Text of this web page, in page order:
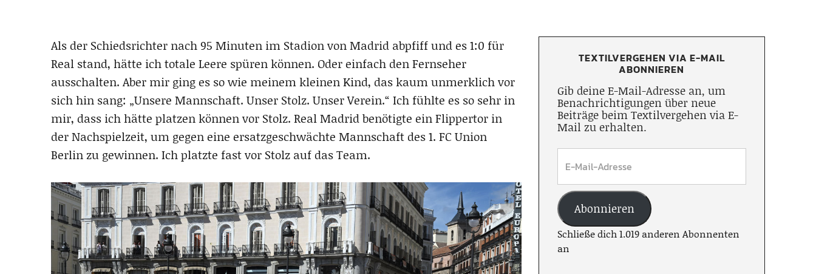
Als der Schiedsrichter nach 95 Minuten im Stadion von Madrid abpfiff und es 1:0 für
Real stand, hätte ich totale Leere spüren können. Oder einfach den Fernseher
ausschalten. Aber mir ging es so wie meinem kleinen Kind, das kaum unmerklich vor
sich hin sang: „Unsere Mannschaft. Unser Stolz. Unser Verein.“ Ich fühlte es so sehr in
mir, dass ich hätte platzen können vor Stolz. Real Madrid benötigte ein Flippertor in
der Nachspielzeit, um gegen eine ersatzgeschwächte Mannschaft des 1. FC Union
Berlin zu gewinnen. Ich platzte fast vor Stolz auf das Team.
TEXTILVERGEHEN VIA E-MAIL
ABONNIEREN
Gib deine E-Mail-Adresse an, um
Benachrichtigungen über neue
Beiträge beim Textilvergehen via E-
Mail zu erhalten.
Abonnieren
Schließe dich 1.019 anderen Abonnenten
an